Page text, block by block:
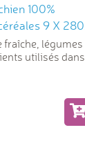
100%
9 X 280
fraîche, légumes
utilisés dans